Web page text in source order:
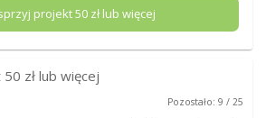
projekt50 zł lub więcej
50 zł lub więcej
Pozostało: 9 / 25